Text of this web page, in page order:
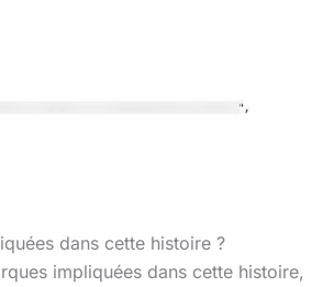
dans cette histoire ?
impliquées dans cette histoire,